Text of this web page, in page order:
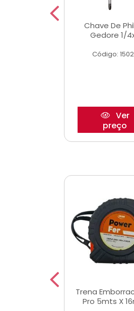
Chave De
Gedore 1/
Código:
Ver
preço
Trena
Pro 5mts X